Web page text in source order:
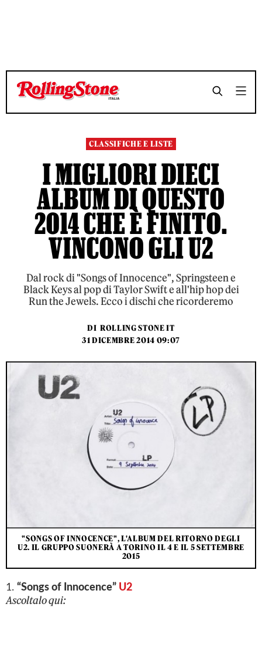
TEMPO DI LETTURA 8 MINUTI SHARE
TEMPO DI LETTURA 8 MINUTI SHARE
CLASSIFICHE E LISTE
I MIGLIORI DIECI
ALBUM DI QUESTO
2014 CHE È FINITO.
VINCONO GLI U2
Dal rock di "Songs of Innocence", Springsteen e
Black Keys al pop di Taylor Swift e all'hip hop dei
Run the Jewels. Ecco i dischi che ricorderemo
DI ROLLING STONE IT
31 DICEMBRE 2014 09:07
"SONGS OF INNOCENCE", L'ALBUM DEL RITORNO DEGLI
U2. IL GRUPPO SUONERÀ A TORINO IL 4 E IL 5 SETTEMBRE
2015
1. “Songs of Innocence” U2
Ascoltalo qui: